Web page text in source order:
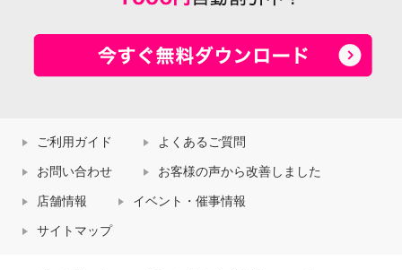
ご利用ガイド よくあるご質問
お問い合わせ お客様の声から改善しました
店舗情報 イベント・催事情報
サイトマップ